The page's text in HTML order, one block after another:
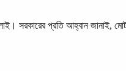
সরকারের প্রতি আহ্বান জানাই,